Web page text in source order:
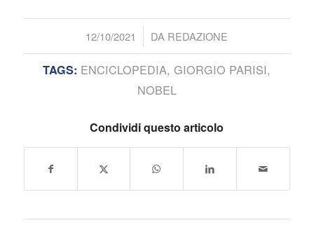
12/10/2021
/ DA REDAZIONE
TAGS: ENCICLOPEDIA,GIORGIO PARISI,
NOBEL
Condividi questo articolo